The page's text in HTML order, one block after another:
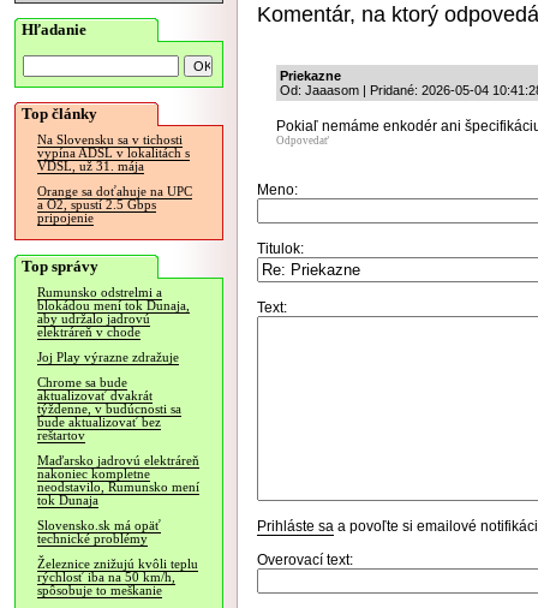
Hľadanie
Top články
Na Slovensku sa v tichosti
vypína ADSL v lokalitách s
VDSL, už 31. mája
Orange sa doťahuje na UPC
a O2, spustí 2.5 Gbps
pripojenie
Top správy
Rumunsko odstrelmi a
blokádou mení tok Dunaja,
aby udržalo jadrovú
elektráreň v chode
Joj Play výrazne zdražuje
Chrome sa bude
aktualizovať dvakrát
týždenne, v budúcnosti sa
bude aktualizovať bez
reštartov
Maďarsko jadrovú elektráreň
nakoniec kompletne
neodstavilo, Rumunsko mení
tok Dunaja
Slovensko.sk má opäť
technické problémy
Železnice znižujú kvôli teplu
rýchlosť iba na 50 km/h,
spôsobuje to meškanie
Komentár, na ktorý
Priekazne
Od: Jaaasom | Pridané: 2026-05-04
Pokiaľ nemáme enkodér ani
Odpovedať
Meno:
Titulok:
Text:
Prihláste sa a povoľte si emailové
Overovací text: